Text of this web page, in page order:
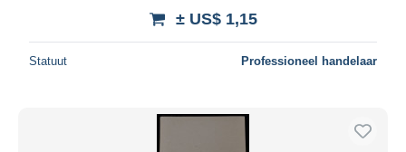
± US$ 1,15
Statuut Professioneel handelaar